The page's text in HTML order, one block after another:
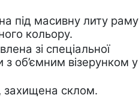
під масивну литу раму
кольору.
зі спеціальної
з об’ємним візерунком у
захищена склом.